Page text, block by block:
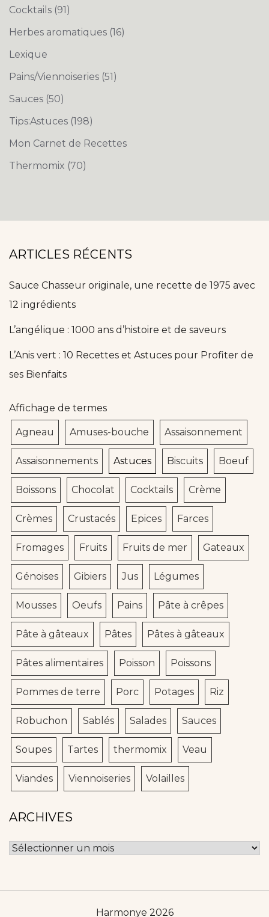
Cocktails (91)
Herbes aromatiques (16)
Lexique
Pains/Viennoiseries (51)
Sauces (50)
Tips:Astuces (198)
Mon Carnet de Recettes
Thermomix (70)
ARTICLES RÉCENTS
Sauce Chasseur originale, une recette de 1975 avec
12 ingrédients
L’angélique : 1000 ans d’histoire et de saveurs
L’Anis vert : 10 Recettes et Astuces pour Profiter de
ses Bienfaits
Affichage de termes
Agneau Amuses-bouche Assaisonnement
Assaisonnements Astuces Biscuits Boeuf
Boissons Chocolat Cocktails Crème
Crèmes Crustacés Epices Farces
Fromages Fruits Fruits de mer Gateaux
Génoises Gibiers Jus Légumes
Mousses Oeufs Pains Pâte à crêpes
Pâte à gâteaux Pâtes Pâtes à gâteaux
Pâtes alimentaires Poisson Poissons
Pommes de terre Porc Potages Riz
Robuchon Sablés Salades Sauces
Soupes Tartes thermomix Veau
Viandes Viennoiseries Volailles
ARCHIVES
Archives
Harmonye 2026